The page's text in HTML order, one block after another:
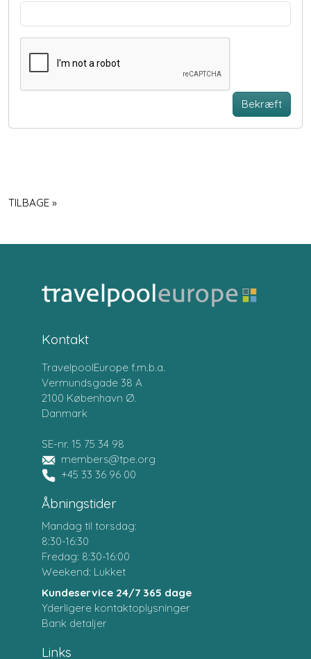
Bekræft
TILBAGE »
Kontakt
TravelpoolEurope f.m.b.a.
Vermundsgade 38 A
2100 København Ø.
Danmark
SE-nr. 15 75 34 98
members@tpe.org
+45 33 36 96 00
Åbningstider
Mandag til torsdag:
8:30-16:30
Fredag: 8:30-16:00
Weekend: Lukket
Kundeservice 24/7 365 dage
Yderligere kontaktoplysninger
Bank detaljer
Links